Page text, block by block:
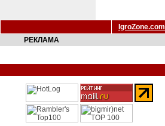
IgroZone.com
РЕКЛАМА